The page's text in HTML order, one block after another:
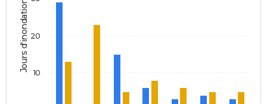
Jours d'inondation 10
20